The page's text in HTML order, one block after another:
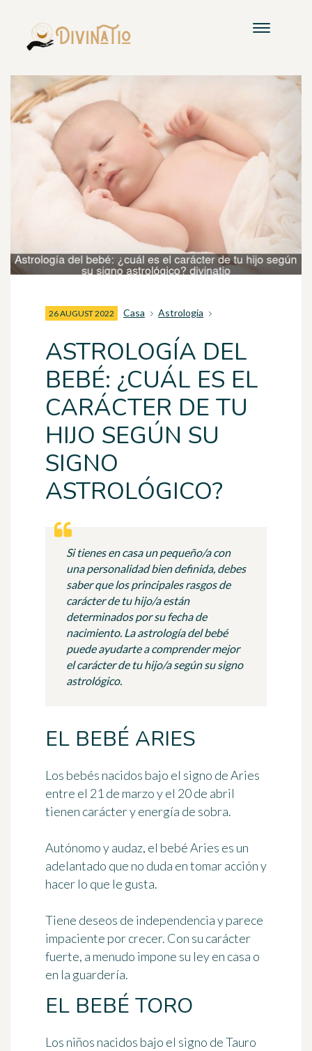
26 AUGUST 2022 Casa Astrología
ASTROLOGÍA DEL
BEBÉ: ¿CUÁL ES EL
CARÁCTER DE TU
HIJO SEGÚN SU
SIGNO
ASTROLÓGICO?
Si tienes en casa un pequeño/a con
una personalidad bien definida, debes
saber que los principales rasgos de
carácter de tu hijo/a están
determinados por su fecha de
nacimiento. La astrología del bebé
puede ayudarte a comprender mejor
el carácter de tu hijo/a según su signo
astrológico.
EL BEBÉ ARIES
Los bebés nacidos bajo el signo de Aries
entre el 21 de marzo y el 20 de abril
tienen carácter y energía de sobra.
Autónomo y audaz, el bebé Aries es un
adelantado que no duda en tomar acción y
hacer lo que le gusta.
Tiene deseos de independencia y parece
impaciente por crecer. Con su carácter
fuerte, a menudo impone su ley en casa o
en la guardería.
EL BEBÉ TORO
Los niños nacidos bajo el signo de Tauro